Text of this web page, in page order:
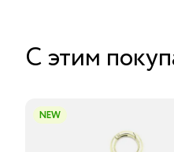
С этим
NEW